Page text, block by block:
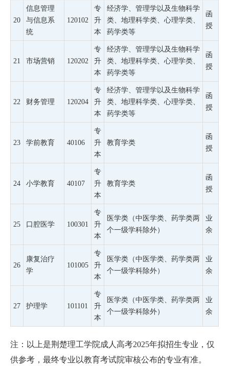
20
信息管理
与信息系
统
120102
专
升
本
经济学、管理学以及生物科学
类、地理科学类、心理学类、
药学类等
函
授
21 市场营销 120202
专
升
本
经济学、管理学以及生物科学
类、地理科学类、心理学类、
药学类等
函
授
22 财务管理 120204
专
升
本
经济学、管理学以及生物科学
类、地理科学类、心理学类、
药学类等
函
授
23 学前教育 40106
专
升
本
教育学类
函
授
24 小学教育 40107
专
升
本
教育学类
函
授
25 口腔医学 100301
专
升
本
医学类（中医学类、药学类两
个一级学科除外）
业
余
26
康复治疗
学
101005
专
升
本
医学类（中医学类、药学类两
个一级学科除外）
业
余
27 护理学 101101
专
升
本
医学类（中医学类、药学类两
个一级学科除外）
业
余
注：以上是荆楚理工学院成人高考2025年拟招生专业，仅
供参考，最终专业以教育考试院审核公布的专业有准。